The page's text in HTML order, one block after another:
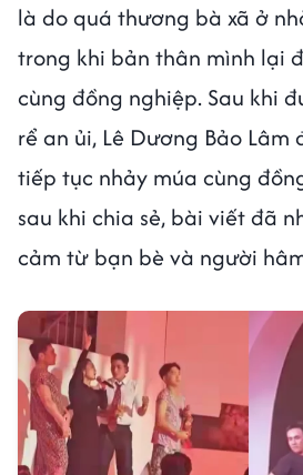
là do quá thương bà xã ở
trong khi bản thân mình lại
cùng đồng nghiệp. Sau khi
rể an ủi, Lê Dương Bảo
tiếp tục nhảy múa cùng
sau khi chia sẻ, bài viết đã
cảm từ bạn bè và người